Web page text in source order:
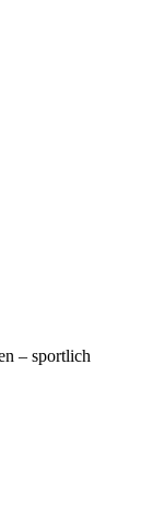
– sportlich